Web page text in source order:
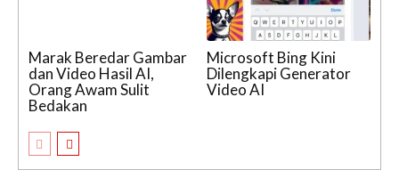
Marak Beredar Gambar
dan Video Hasil AI,
Orang Awam Sulit
Bedakan
Microsoft Bing Kini
Dilengkapi Generator
Video AI